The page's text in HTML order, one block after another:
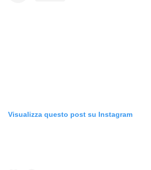
Visualizza questo post su Instagram